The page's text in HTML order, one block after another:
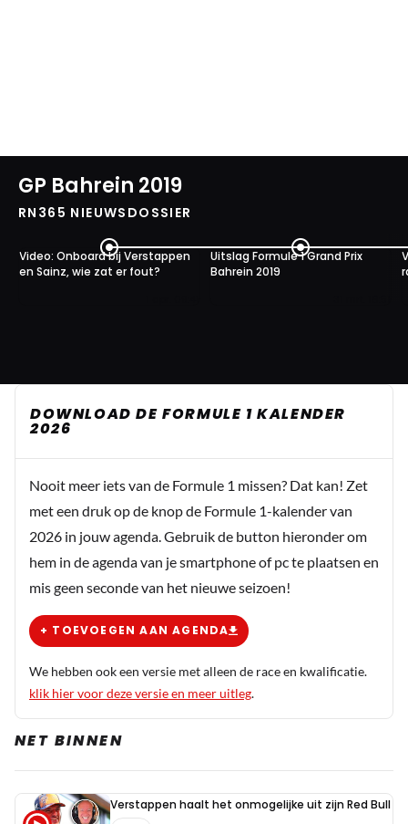
GP Bahrein 2019
RN365 NIEUWSDOSSIER
Video: Onboard bij Verstappen
en Sainz, wie zat er fout?
Uitslag Formule 1 Grand Prix
Bahrein 2019
DOWNLOAD DE FORMULE 1 KALENDER
2026
Nooit meer iets van de Formule 1 missen? Dat kan! Zet
met een druk op de knop de Formule 1-kalender van
2026 in jouw agenda. Gebruik de button hieronder om
hem in de agenda van je smartphone of pc te plaatsen en
mis geen seconde van het nieuwe seizoen!
+ TOEVOEGEN AAN AGENDA
We hebben ook een versie met alleen de race en kwalificatie.
klik hier voor deze versie en meer uitleg.
NET BINNEN
Verstappen haalt het onmogelijke uit zijn Red Bull